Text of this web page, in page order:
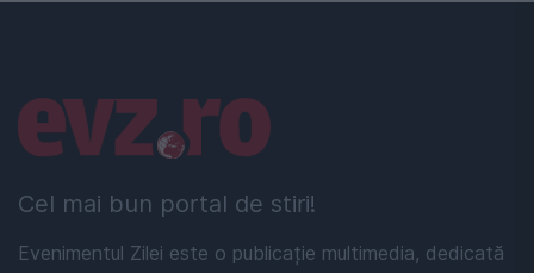
Cel mai bun portal de stiri!
Evenimentul Zilei este o publicație multimedia, dedicată
Linkuri utile